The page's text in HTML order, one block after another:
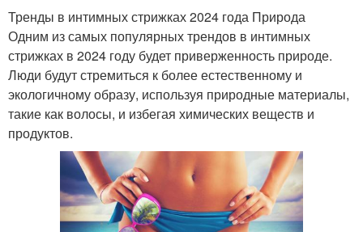
Тренды в интимных стрижках 2024 года Природа
Одним из самых популярных трендов в интимных
стрижках в 2024 году будет приверженность природе.
Люди будут стремиться к более естественному и
экологичному образу, используя природные материалы,
такие как волосы, и избегая химических веществ и
продуктов.